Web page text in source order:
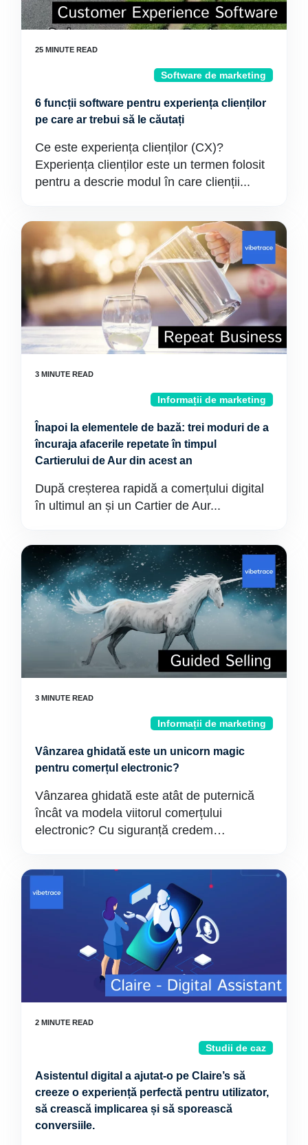
Software de marketing
6 funcții software pentru experiența clienților
pe care ar trebui să le căutați
Ce este experiența clienților (CX)?
Experiența clienților este un termen folosit
pentru a descrie modul în care clienții...
Informații de marketing
Înapoi la elementele de bază: trei moduri de a
încuraja afacerile repetate în timpul
Cartierului de Aur din acest an
După creșterea rapidă a comerțului digital
în ultimul an și un Cartier de Aur...
Informații de marketing
Vânzarea ghidată este un unicorn magic
pentru comerțul electronic?
Vânzarea ghidată este atât de puternică
încât va modela viitorul comerțului
electronic? Cu siguranță credem…
Studii de caz
Asistentul digital a ajutat-o pe Claire’s să
creeze o experiență perfectă pentru utilizator,
să crească implicarea și să sporească
conversiile.